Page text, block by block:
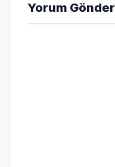
Yorum Gönder